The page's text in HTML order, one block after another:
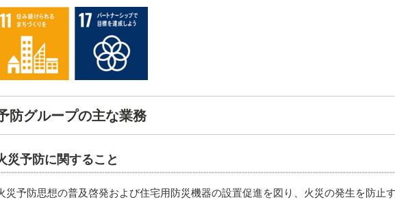
防グループの主な業務
災予防に関すること
災予防思想の普及啓発および住宅用防災機器の設置促進を図り、火災の発生を防止